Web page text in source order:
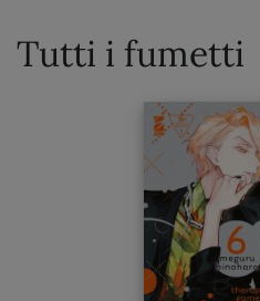
Tutti i fumetti